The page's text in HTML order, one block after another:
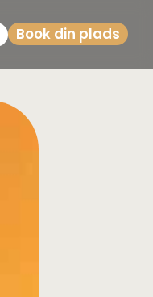
Book din plads